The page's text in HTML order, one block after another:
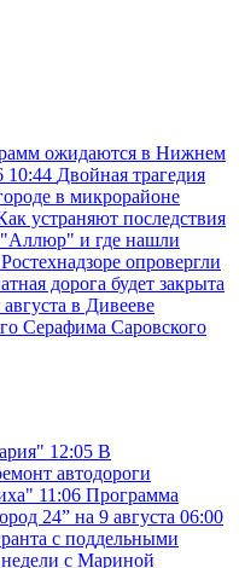
ожидаются в Нижнем
10:44 Двойная трагедия
в микрорайоне
устраняют последствия
"Аллюр" и где нашли
опровергли
дорога будет закрыта
августа в Дивееве
Серафима Саровского
12:05 В
автодороги
11:06 Программа
24” на 9 августа 06:00
с поддельными
с Мариной